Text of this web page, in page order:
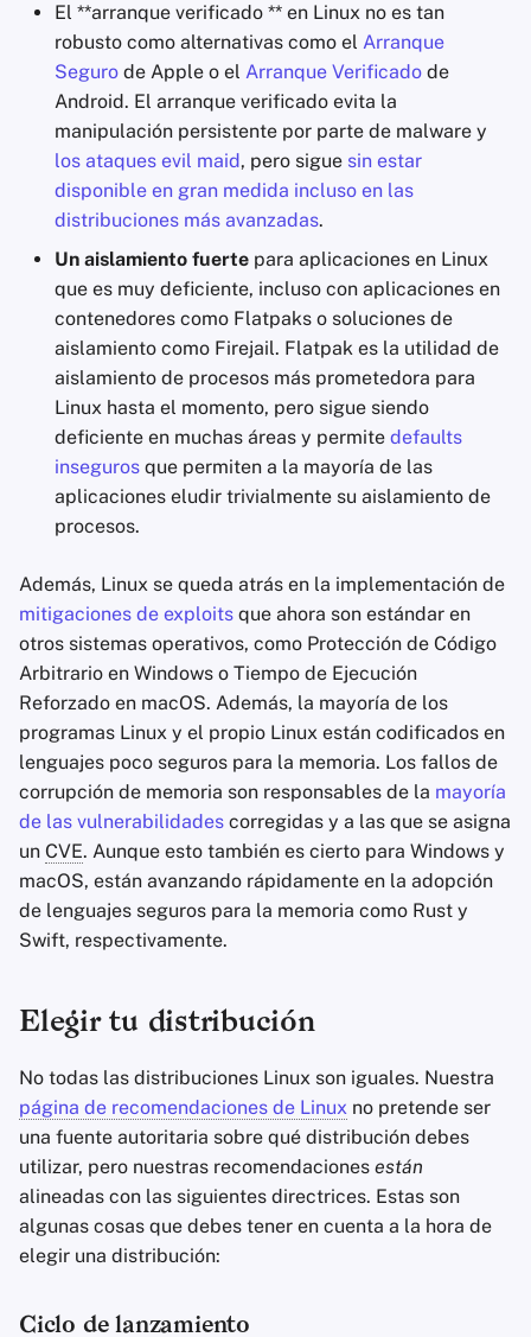
El **arranque verificado ** en Linux no es tan
robusto como alternativas como el Arranque
Seguro de Apple o el Arranque Verificado de
Android. El arranque verificado evita la
manipulación persistente por parte de malware y
los ataques evil maid, pero sigue sin estar
disponible en gran medida incluso en las
distribuciones más avanzadas.
Un aislamiento fuerte para aplicaciones en Linux
que es muy deficiente, incluso con aplicaciones en
contenedores como Flatpaks o soluciones de
aislamiento como Firejail. Flatpak es la utilidad de
aislamiento de procesos más prometedora para
Linux hasta el momento, pero sigue siendo
deficiente en muchas áreas y permite defaults
inseguros que permiten a la mayoría de las
aplicaciones eludir trivialmente su aislamiento de
procesos.
Además, Linux se queda atrás en la implementación de
mitigaciones de exploits que ahora son estándar en
otros sistemas operativos, como Protección de Código
Arbitrario en Windows o Tiempo de Ejecución
Reforzado en macOS. Además, la mayoría de los
programas Linux y el propio Linux están codificados en
lenguajes poco seguros para la memoria. Los fallos de
corrupción de memoria son responsables de la mayoría
de las vulnerabilidades corregidas y a las que se asigna
un CVE. Aunque esto también es cierto para Windows y
macOS, están avanzando rápidamente en la adopción
de lenguajes seguros para la memoria como Rust y
Swift, respectivamente.
Elegir tu distribución
No todas las distribuciones Linux son iguales. Nuestra
página de recomendaciones de Linux no pretende ser
una fuente autoritaria sobre qué distribución debes
utilizar, pero nuestras recomendaciones están
alineadas con las siguientes directrices. Estas son
algunas cosas que debes tener en cuenta a la hora de
elegir una distribución:
Ciclo de lanzamiento